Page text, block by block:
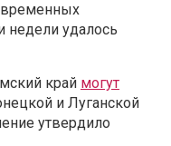
недели удалось
край могут
и Луганской
утвердило